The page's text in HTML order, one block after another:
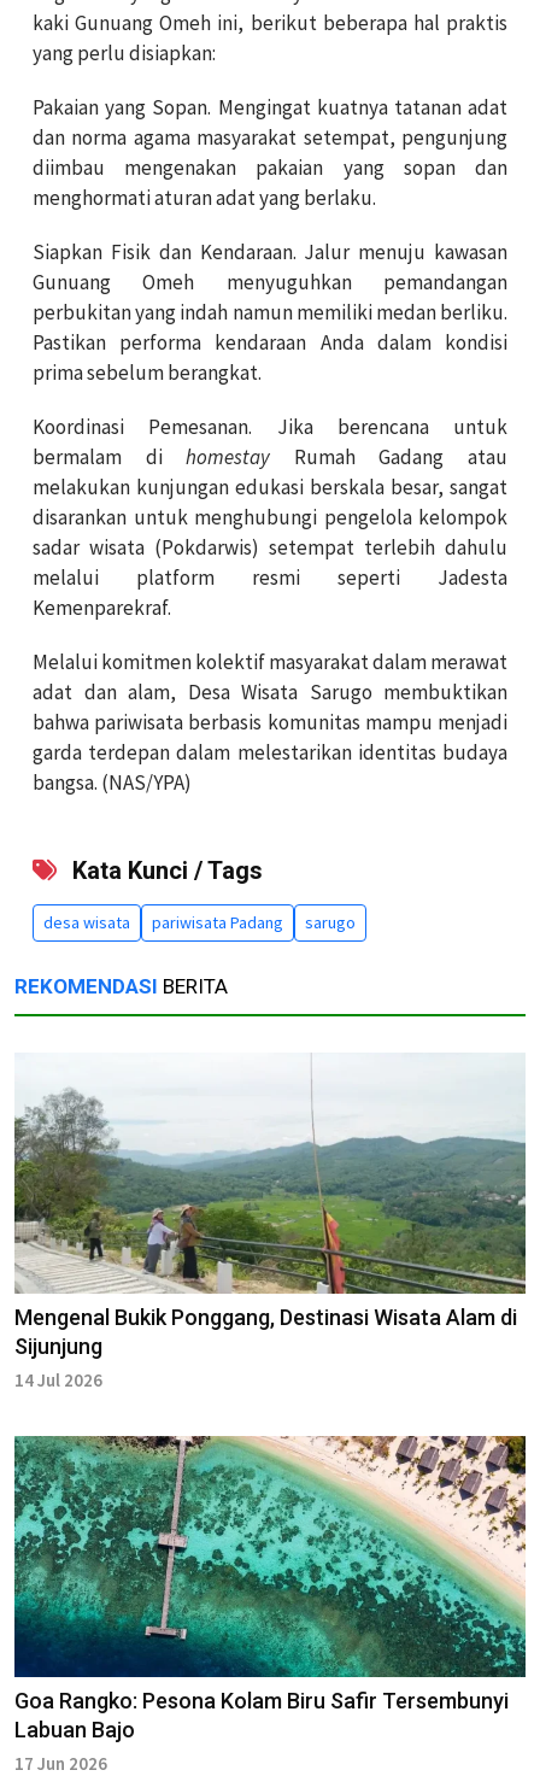
kaki Gunuang Omeh ini, berikut beberapa hal praktis
yang perlu disiapkan:
Pakaian yang Sopan. Mengingat kuatnya tatanan adat
dan norma agama masyarakat setempat, pengunjung
diimbau mengenakan pakaian yang sopan dan
menghormati aturan adat yang berlaku.
Siapkan Fisik dan Kendaraan. Jalur menuju kawasan
Gunuang Omeh menyuguhkan pemandangan
perbukitan yang indah namun memiliki medan berliku.
Pastikan performa kendaraan Anda dalam kondisi
prima sebelum berangkat.
Koordinasi Pemesanan. Jika berencana untuk
bermalam dihomestay Rumah Gadang atau
melakukan kunjungan edukasi berskala besar, sangat
disarankan untuk menghubungi pengelola kelompok
sadar wisata (Pokdarwis) setempat terlebih dahulu
melalui platform resmi seperti Jadesta
Kemenparekraf.
Melalui komitmen kolektif masyarakat dalam merawat
adat dan alam, Desa Wisata Sarugo membuktikan
bahwa pariwisata berbasis komunitas mampu menjadi
garda terdepan dalam melestarikan identitas budaya
bangsa. (NAS/YPA)
Kata Kunci / Tags
desa wisata pariwisata Padang sarugo
REKOMENDASI BERITA
Mengenal Bukik Ponggang, Destinasi Wisata Alam di
Sijunjung
14 Jul 2026
Goa Rangko: Pesona Kolam Biru Safir Tersembunyi
Labuan Bajo
17 Jun 2026